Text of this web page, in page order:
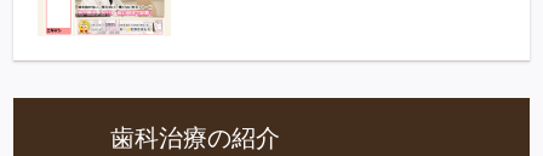
歯科治療の紹介